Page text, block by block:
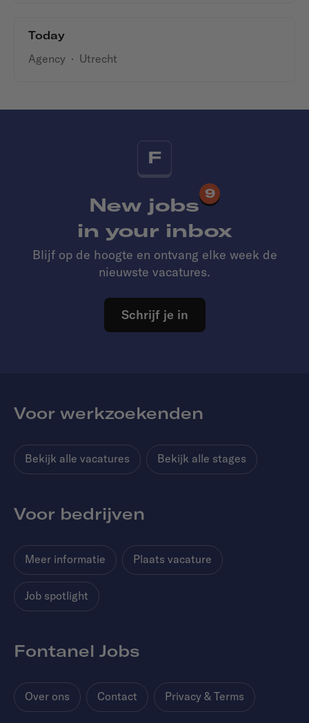
Today
Agency · Utrecht
F
New jobs
9
in your inbox
Blijf op de hoogte en ontvang elke week de
nieuwste vacatures.
Schrijf je in
Voor werkzoekenden
Bekijk alle vacatures Bekijk alle stages
Voor bedrijven
Meer informatie Plaats vacature
Job spotlight
Fontanel Jobs
Over ons Contact Privacy & Terms